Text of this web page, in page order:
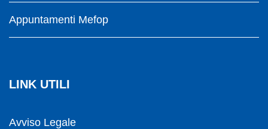
Appuntamenti Mefop
LINK UTILI
Avviso Legale